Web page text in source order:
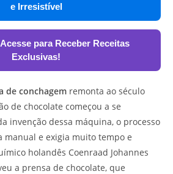
e Irresistível
Acesse para Receber Receitas
Exclusivas!
de conchagem remonta ao século
de chocolate começou a se
invenção dessa máquina, o processo
manual e exigia muito tempo e
holandês Coenraad Johannes
a prensa de chocolate, que